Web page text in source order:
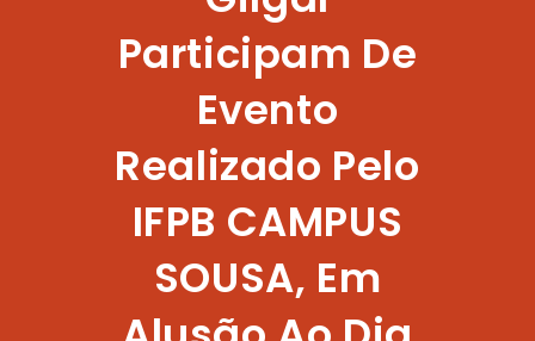
Participam De
Evento
Realizado Pelo
IFPB CAMPUS
SOUSA, Em